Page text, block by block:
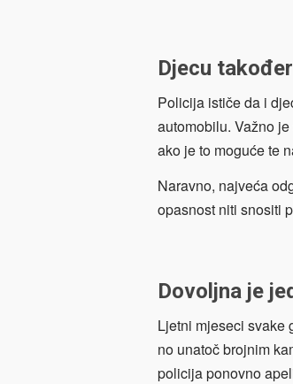
Djecu
Policija ističe da i
automobilu. Važno
ako je to moguće te
Naravno, najveća
opasnost niti snositi
Dovoljna je
Ljetni mjeseci svake
no unatoč brojnim
policija ponovno